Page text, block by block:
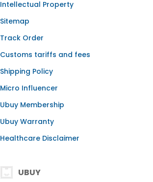
SLOT88
Intellectual Property
Sitemap
Track Order
Customs tariffs and fees
Shipping Policy
Micro Influencer
Ubuy Membership
Ubuy Warranty
Healthcare Disclaimer
UBUY